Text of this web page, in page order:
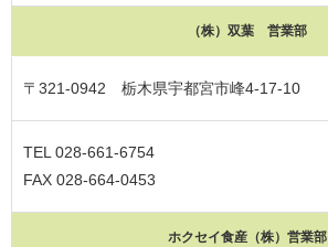
（株）双葉 営業部
〒321-0942 栃木県宇都宮市峰4-17-10
TEL 028-661-6754
FAX 028-664-0453
ホクセイ食産（株）営業部